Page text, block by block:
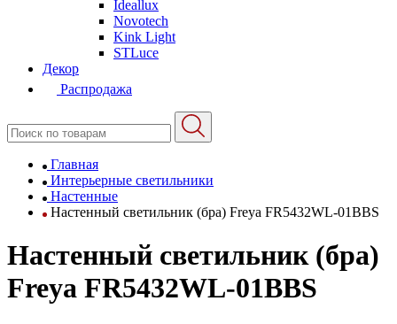
Ideallux
Novotech
Kink Light
STLuce
Декор
Распродажа
Главная
Интерьерные светильники
Настенные
Настенный светильник (бра) Freya FR5432WL-01BBS
Настенный светильник (бра)
Freya FR5432WL-01BBS